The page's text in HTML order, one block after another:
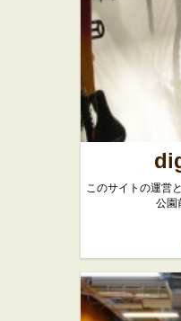
カフェ・喫茶店
スイーツ
このサイトの運営
公園